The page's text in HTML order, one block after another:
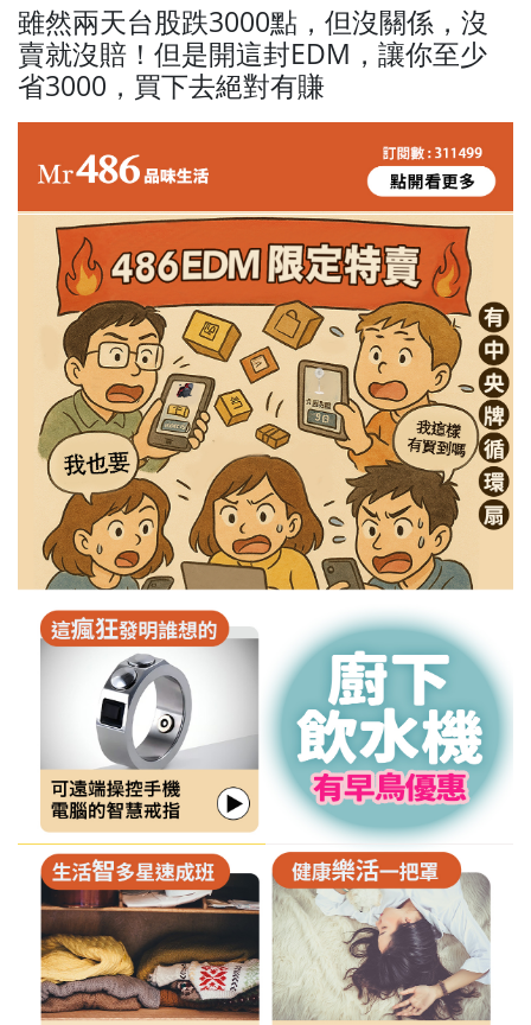
雖然兩天台股跌3000點，但沒關係，沒
賣就沒賠！但是開這封EDM，讓你至少
省3000，買下去絕對有賺